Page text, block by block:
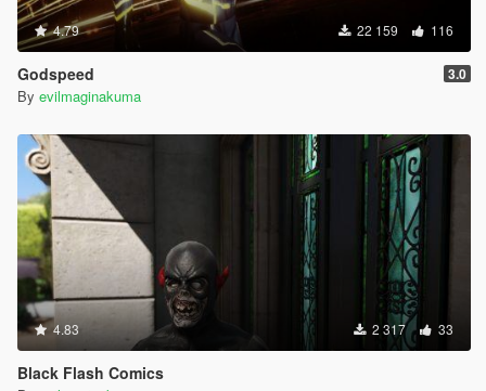
4.79 22 159 116
Godspeed 3.0
By evilmaginakuma
4.83 2 317 33
Black Flash Comics